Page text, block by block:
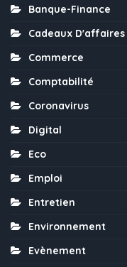
Banque-Finance
Cadeaux D'affaires
Commerce
Comptabilité
Coronavirus
Digital
Eco
Emploi
Entretien
Environnement
Evènement